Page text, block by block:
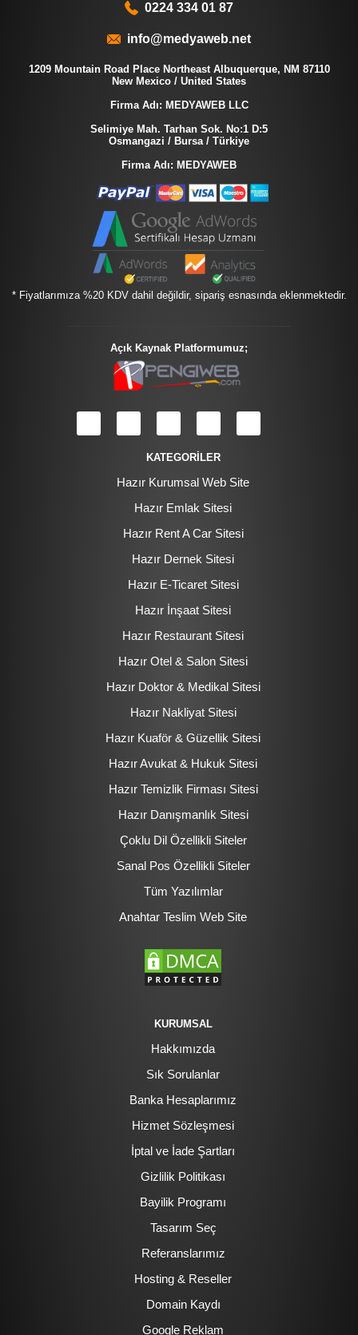
0224 334 01 87
info@medyaweb.net
1209 Mountain Road Place Northeast Albuquerque, NM 87110
New Mexico / United States
Firma Adı: MEDYAWEB LLC
Selimiye Mah. Tarhan Sok. No:1 D:5
Osmangazi / Bursa / Türkiye
Firma Adı: MEDYAWEB
* Fiyatlarımıza %20 KDV dahil değildir, sipariş esnasında eklenmektedir.
Açık Kaynak Platformumuz;
KATEGORİLER
Hazır Kurumsal Web Site
Hazır Emlak Sitesi
Hazır Rent A Car Sitesi
Hazır Dernek Sitesi
Hazır E-Ticaret Sitesi
Hazır İnşaat Sitesi
Hazır Restaurant Sitesi
Hazır Otel & Salon Sitesi
Hazır Doktor & Medikal Sitesi
Hazır Nakliyat Sitesi
Hazır Kuaför & Güzellik Sitesi
Hazır Avukat & Hukuk Sitesi
Hazır Temizlik Firması Sitesi
Hazır Danışmanlık Sitesi
Çoklu Dil Özellikli Siteler
Sanal Pos Özellikli Siteler
Tüm Yazılımlar
Anahtar Teslim Web Site
KURUMSAL
Hakkımızda
Sık Sorulanlar
Banka Hesaplarımız
Hizmet Sözleşmesi
İptal ve İade Şartları
Gizlilik Politikası
Bayilik Programı
Tasarım Seç
Referanslarımız
Hosting & Reseller
Domain Kaydı
Google Reklam